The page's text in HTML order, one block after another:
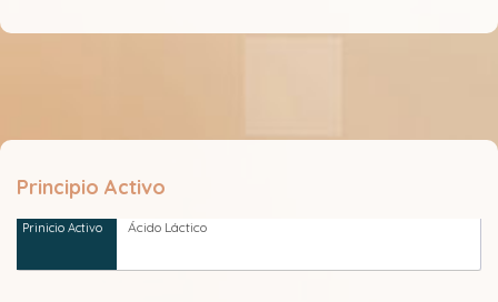
Principio Activo
Ácido Láctico